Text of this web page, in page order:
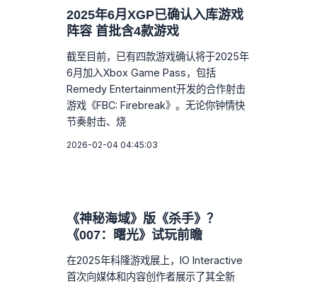
2025年6月XGP已确认入库游戏
阵容 首批含4款游戏
截至目前，已有四款游戏确认将于2025年
6月加入Xbox Game Pass，包括
Remedy Entertainment开发的合作射击
游戏《FBC: Firebreak》。无论你钟情快
节奏射击、烧
2026-02-04 04:45:03
《神秘海域》版《杀手》？
《007：曙光》试玩前瞻
在2025年科隆游戏展上，IO Interactive
首次向媒体和内容创作者展示了其全新